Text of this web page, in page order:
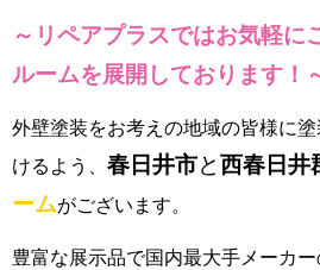
～リペアプラスではお気軽に
ルームを展開しております！
外壁塗装をお考えの地域の皆様に
けるよう、 春日井市と西春日井
ームがございます。
豊富な展示品で国内最大手メーカ